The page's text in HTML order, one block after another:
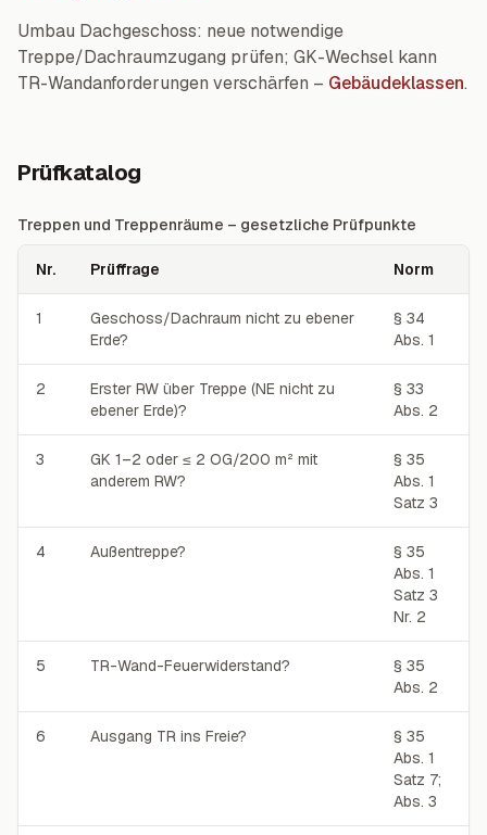
Umbau Dachgeschoss: neue notwendige
Treppe/Dachraumzugang prüfen; GK-Wechsel kann
TR-Wandanforderungen verschärfen – Gebäudeklassen.
Prüfkatalog
Treppen und Treppenräume – gesetzliche Prüfpunkte
Nr. Prüffrage Norm
1
Geschoss/Dachraum nicht zu ebener
Erde?
§ 34
Abs. 1
2
Erster RW über Treppe (NE nicht zu
ebener Erde)?
§ 33
Abs. 2
3
GK 1–2 oder ≤ 2 OG/200 m² mit
anderem RW?
§ 35
Abs. 1
Satz 3
4 Außentreppe?
§ 35
Abs. 1
Satz 3
Nr. 2
5 TR-Wand-Feuerwiderstand?
§ 35
Abs. 2
6 Ausgang TR ins Freie?
§ 35
Abs. 1
Satz 7;
Abs. 3